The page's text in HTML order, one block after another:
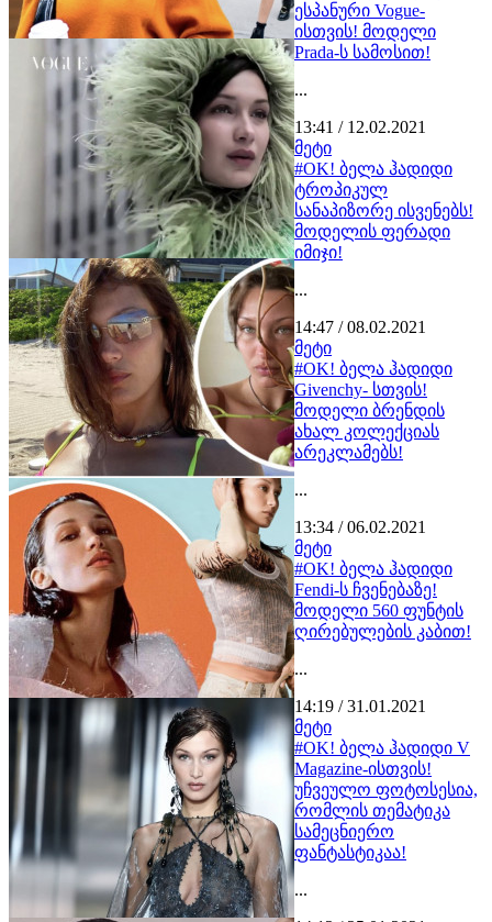
ესპანური Vogue-
ისთვის! მოდელი
Prada-ს სამოსით!
...
13:41 / 12.02.2021
მეტი
#OK! ბელა ჰადიდი
ტროპიკულ
სანაპიზორე ისვენებს!
მოდელის ფერადი
იმიჯი!
...
14:47 / 08.02.2021
მეტი
#OK! ბელა ჰადიდი
Givenchy- სთვის!
მოდელი ბრენდის
ახალ კოლექციას
არეკლამებს!
...
13:34 / 06.02.2021
მეტი
#OK! ბელა ჰადიდი
Fendi-ს ჩვენებაზე!
მოდელი 560 ფუნტის
ღირებულების კაბით!
...
14:19 / 31.01.2021
მეტი
#OK! ბელა ჰადიდი V
Magazine-ისთვის!
უჩვეულო ფოტოსესია,
რომლის თემატიკა
სამეცნიერო
ფანტასტიკაა!
...